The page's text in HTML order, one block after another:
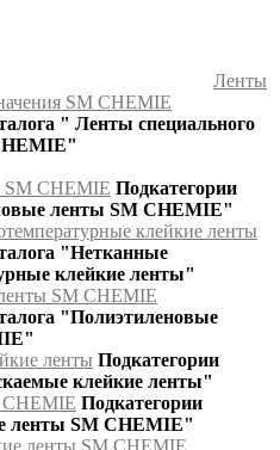
Ленты
SM CHEMIE
" Ленты специального
SM CHEMIE Подкатегории
ленты SM CHEMIE"
клейкие ленты
"Нетканные
клейкие ленты"
SM CHEMIE
"Полиэтиленовые
ленты Подкатегории
клейкие ленты"
Подкатегории
ленты SM CHEMIE"
ленты SM CHEMIE